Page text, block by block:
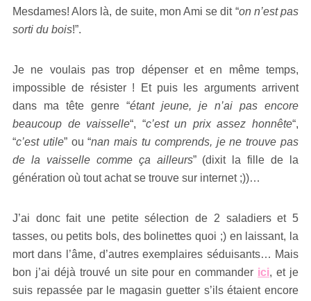
Mesdames! Alors là, de suite, mon Ami se dit “on n’est pas
sorti du bois!”.
Je ne voulais pas trop dépenser et en même temps,
impossible de résister ! Et puis les arguments arrivent
dans ma tête genre “étant jeune, je n’ai pas encore
beaucoup de vaisselle“, “c’est un prix assez honnête“,
“c’est utile” ou “nan mais tu comprends, je ne trouve pas
de la vaisselle comme ça ailleurs” (dixit la fille de la
génération où tout achat se trouve sur internet ;))…
J’ai donc fait une petite sélection de 2 saladiers et 5
tasses, ou petits bols, des bolinettes quoi ;) en laissant, la
mort dans l’âme, d’autres exemplaires séduisants… Mais
bon j’ai déjà trouvé un site pour en commander ici, et je
suis repassée par le magasin guetter s’ils étaient encore